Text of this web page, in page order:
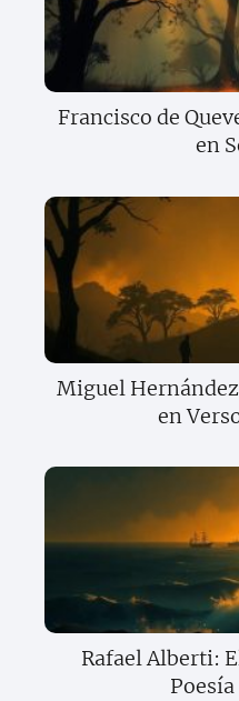
Francisco de
en
Miguel
en
Rafael Alberti: